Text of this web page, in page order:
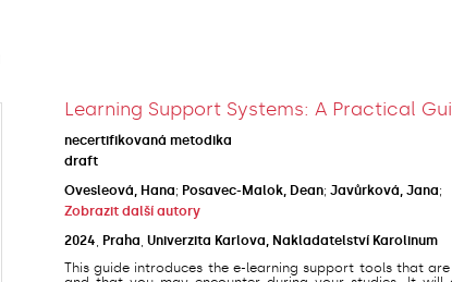
Learning Support Systems: A Practical
necertifikovaná metodika
draft
Ovesleová, Hana; Posavec-Malok, Dean; Javůrková, Jana;
Zobrazit další autory
2024
Praha Univerzita Karlova, Nakladatelství Karolinum
This guide introduces the e-learning support tools that